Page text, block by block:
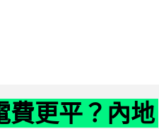
費更平？內地